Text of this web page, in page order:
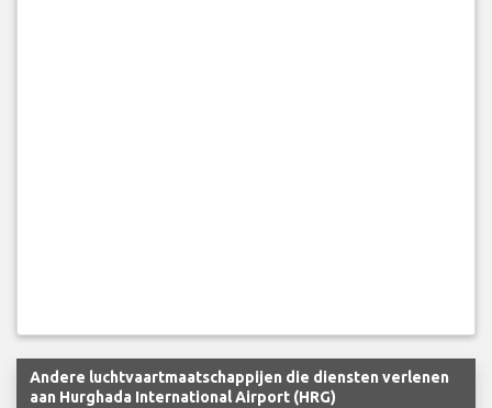
Andere luchtvaartmaatschappijen die diensten verlenen
aan Hurghada International Airport (HRG)